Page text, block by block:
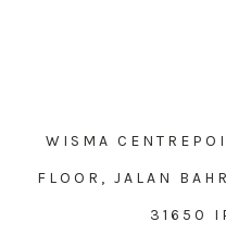
WISMA
FLOOR, JALAN
31650